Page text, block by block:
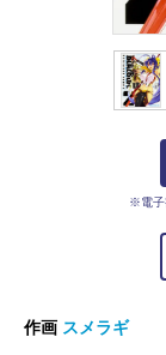
※電子
作画 スメラギ